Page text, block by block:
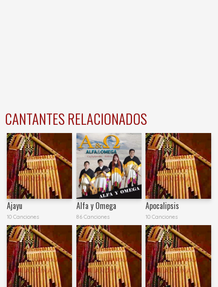
CANTANTES RELACIONADOS
Ajayu
10 Canciones
Alfa y Omega
86 Canciones
Apocalipsis
10 Canciones